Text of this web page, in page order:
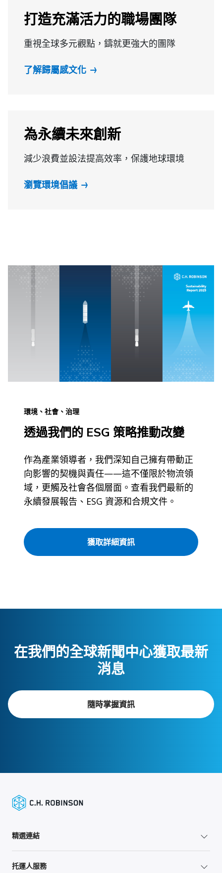
打造充滿活力的職場團隊
重視全球多元觀點，鑄就更強大的團隊
了解歸屬感文化
為永續未來創新
減少浪費並設法提高效率，保護地球環境
瀏覽環境倡議
環境、社會、治理
透過我們的 ESG 策略推動改變
作為產業領導者，我們深知自己擁有帶動正
向影響的契機與責任——這不僅限於物流領
域，更觸及社會各個層面。查看我們最新的
永續發展報告、ESG 資源和合規文件。
獲取詳細資訊
在我們的全球新聞中心獲取最新
消息
隨時掌握資訊
精選連結
托運人服務